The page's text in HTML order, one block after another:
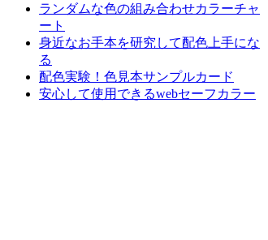
ランダムな色の組み合わせカラーチャ
ート
身近なお手本を研究して配色上手にな
る
配色実験！色見本サンプルカード
安心して使用できるwebセーフカラー